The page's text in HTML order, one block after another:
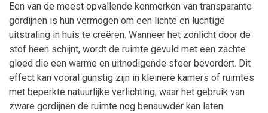
Een van de meest opvallende kenmerken van transparante
gordijnen is hun vermogen om een lichte en luchtige
uitstraling in huis te creëren. Wanneer het zonlicht door de
stof heen schijnt, wordt de ruimte gevuld met een zachte
gloed die een warme en uitnodigende sfeer bevordert. Dit
effect kan vooral gunstig zijn in kleinere kamers of ruimtes
met beperkte natuurlijke verlichting, waar het gebruik van
zware gordijnen de ruimte nog benauwder kan laten